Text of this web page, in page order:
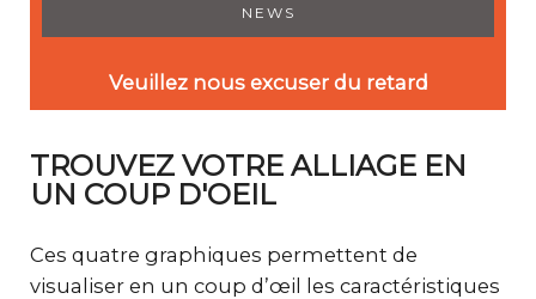
TROUVEZ VOTRE ALLIAGE EN
UN COUP D'OEIL
Ces quatre graphiques permettent de
visualiser en un coup d’œil les caractéristiques
NEWS
Veuillez nous excuser du retard